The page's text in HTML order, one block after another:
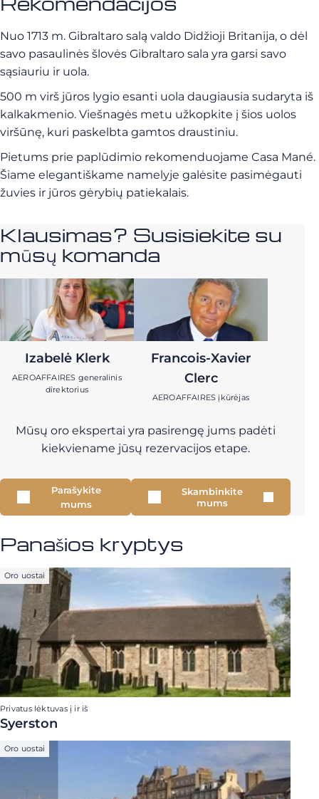
Nuo 1713 m. Gibraltaro salą valdo Didžioji Britanija, o dėl
savo pasaulinės šlovės Gibraltaro sala yra garsi savo
sąsiauriu ir uola.
500 m virš jūros lygio esanti uola daugiausia sudaryta iš
kalkakmenio. Viešnagės metu užkopkite į šios uolos
viršūnę, kuri paskelbta gamtos draustiniu.
Pietums prie paplūdimio rekomenduojame Casa Mané.
Šiame elegantiškame namelyje galėsite pasimėgauti
žuvies ir jūros gėrybių patiekalais.
Klausimas? Susisiekite su
mūsų komanda
Izabelė Klerk
AEROAFFAIRES generalinis
direktorius
Francois-Xavier
Clerc
AEROAFFAIRES įkūrėjas
Mūsų oro ekspertai yra pasirengę jums padėti
kiekviename jūsų rezervacijos etape.
Parašykite
mums
Skambinkite
mums
Panašios kryptys
Oro uostai
Privatus lėktuvas į ir iš
Syerston
Oro uostai